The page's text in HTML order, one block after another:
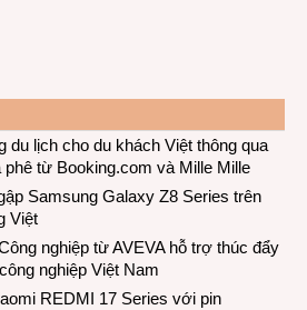
du lịch cho du khách Việt thông qua
phê từ Booking.com và Mille Mille
Samsung Galaxy Z8 Series trên
Việt
nghiệp từ AVEVA hỗ trợ thúc đẩy
nghiệp Việt Nam
REDMI 17 Series với pin